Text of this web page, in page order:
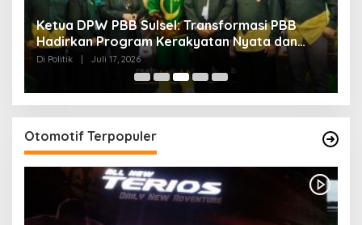
Milad ke-28 PBB: Eratkan Solidaritas,
Mantapkan Langkah Menuju Pemilu 2029
Di Politik Juli 17, 2026
Otomotif Terpopuler